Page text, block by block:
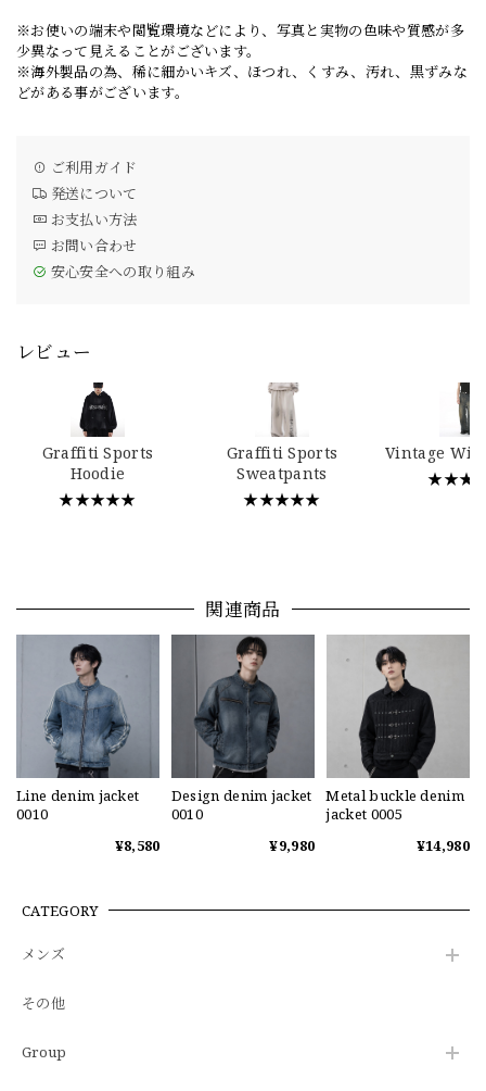
※お使いの端末や閲覧環境などにより、写真と実物の色味や質感が多
少異なって見えることがございます。
※海外製品の為、稀に細かいキズ、ほつれ、くすみ、汚れ、黒ずみな
どがある事がございます。
ご利用ガイド
発送について
お支払い方法
お問い合わせ
安心安全への取り組み
レビュー
Graffiti Sports
Hoodie
★★★★★
Graffiti Sports
Sweatpants
★★★★★
Vintage
関連商品
Line denim jacket
0010
¥8,580
Design denim jacket
0010
¥9,980
Metal buckle denim
jacket 0005
¥14,980
CATEGORY
メンズ
その他
Group